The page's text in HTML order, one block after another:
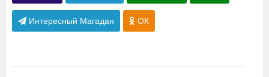
Интересный Магадан ОК